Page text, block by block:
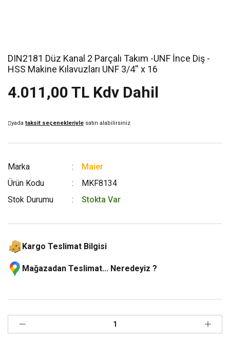
DIN2181 Düz Kanal 2 Parçalı Takım -UNF İnce Diş -
HSS Makine Kılavuzları UNF 3/4'' x 16
4.011,00 TL Kdv Dahil
yada taksit seçenekleriyle satın alabilirsiniz
Marka
Maier
Ürün Kodu
MKF8134
Stok Durumu
Stokta Var
Kargo Teslimat Bilgisi
Mağazadan Teslimat... Neredeyiz ?